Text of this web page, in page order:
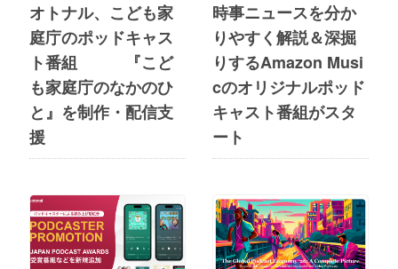
オトナル、こども家
庭庁のポッドキャス
ト番組 『こど
も家庭庁のなかのひ
と』を制作・配信支
援
時事ニュースを分か
りやすく解説＆深掘
りするAmazon Musi
cのオリジナルポッド
キャスト番組がスタ
ート